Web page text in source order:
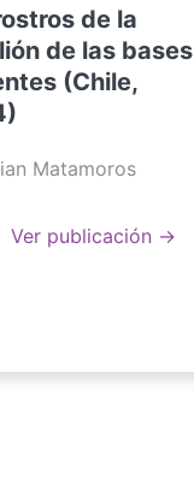
de la
de las bases
(Chile,
Matamoros
Ver publicación →